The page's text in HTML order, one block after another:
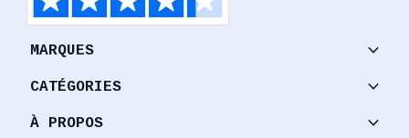
MARQUES keyboard_arrow_down
CATÉGORIES keyboard_arrow_down
À PROPOS keyboard_arrow_down